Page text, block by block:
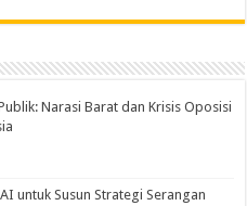
Narasi Barat dan Krisis Oposisi
untuk Susun Strategi Serangan